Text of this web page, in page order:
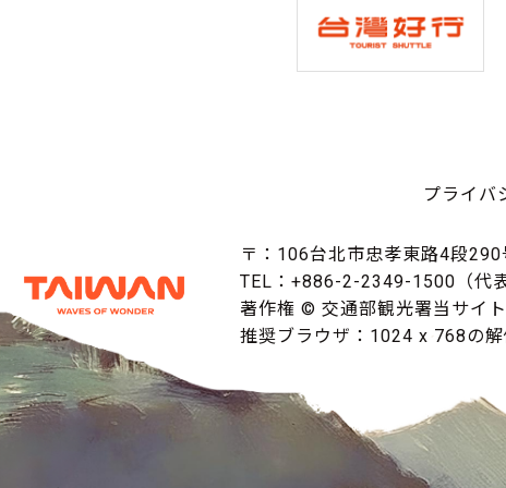
プライバ
〒：106台北市忠孝東路4段290
TEL：+886-2-2349-1500（代表
著作権 © 交通部観光署当サイ
推奨ブラウザ：1024 x 768の